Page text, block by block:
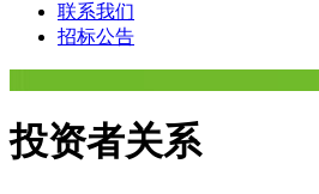
联系我们
招标公告
投资者关系